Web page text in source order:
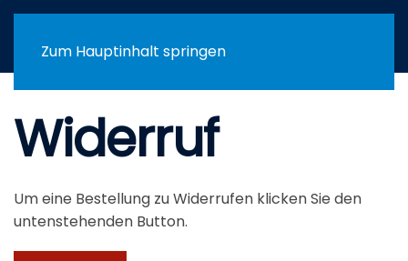
Zum Hauptinhalt springen
Widerruf
Um eine Bestellung zu Widerrufen klicken Sie den
untenstehenden Button.